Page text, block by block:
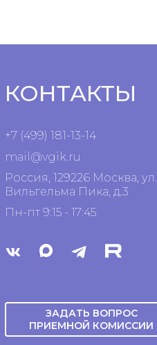
КОНТАКТЫ
+7 (499) 181-13-14
mail@vgik.ru
Россия, 129226 Москва, ул.
Вильгельма Пика, д.3
Пн-пт 9:15 - 17:45
ЗАДАТЬ ВОПРОС
ПРИЕМНОЙ КОМИССИИ